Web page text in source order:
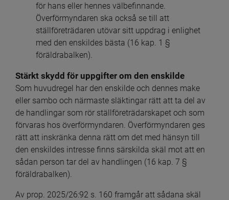
för hans eller hennes välbefinnande.
Överförmyndaren ska också se till att
ställföreträdaren utövar sitt uppdrag i enlighet
med den enskildes bästa (16 kap. 1 §
föräldrabalken).
Stärkt skydd för uppgifter om den enskilde
Som huvudregel har den enskilde och dennes make
eller sambo och närmaste släktingar rätt att ta del av
de handlingar som rör ställföreträdarskapet och som
förvaras hos överförmyndaren. Överförmyndaren ges
rätt att inskränka denna rätt om det med hänsyn till
den enskildes intresse finns särskilda skäl mot att en
sådan person tar del av handlingen (16 kap. 7 §
föräldrabalken).
Av prop. 2025/26:92 s. 160 framgår att sådana skäl